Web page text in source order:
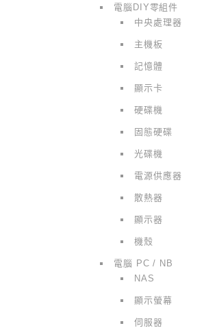
電腦DIY零組件
中央處理器
主機板
記憶體
顯示卡
硬碟機
固態硬碟
光碟機
電源供應器
散熱器
顯示器
機殼
電腦 PC / NB
NAS
顯示螢幕
伺服器